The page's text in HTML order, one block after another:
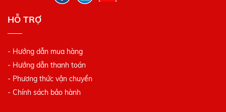
HỖ TRỢ
- Hướng dẫn mua hàng
- Hướng dẫn thanh toán
- Phương thức vận chuyển
- Chính sách bảo hành